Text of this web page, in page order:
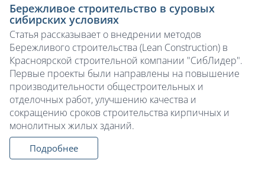
Бережливое строительство в суровых
сибирских условиях
Статья рассказывает о внедрении методов
Бережливого строительства (Lean Construction) в
Красноярской строительной компании "СибЛидер".
Первые проекты были направлены на повышение
производительности общестроительных и
отделочных работ, улучшению качества и
сокращению сроков строительства кирпичных и
монолитных жилых зданий.
Подробнее